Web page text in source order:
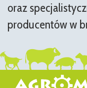
oraz
producentów w